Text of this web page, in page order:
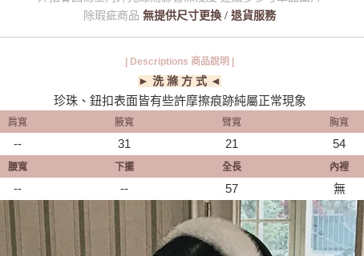
除瑕疵商品 無提供尺寸更換 / 退貨服務
| Descriptions 商品說明 |
► 洗 滌 方 式 ◄
珍珠、鈕扣表面皆有些許摩擦痕跡純屬正常現象
肩寬 腋寬 臂寬 胸寬
-- 31 21 54
腰寬
下擺 全長 內裡
-- -- 57 無